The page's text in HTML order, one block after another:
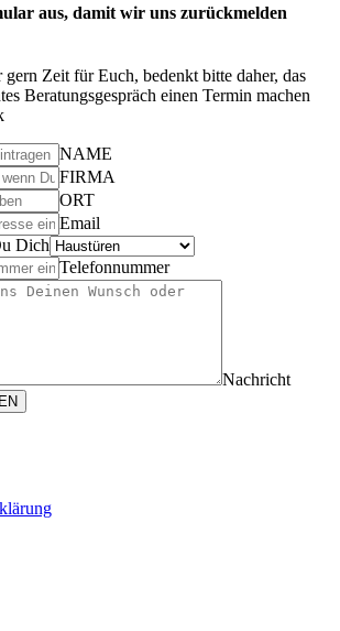
aus, damit wir uns zurückmelden
gern Zeit für Euch, bedenkt bitte daher, das
Beratungsgespräch einen Termin machen
NAME
FIRMA
ORT
Email
Dich
Telefonnummer
Nachricht